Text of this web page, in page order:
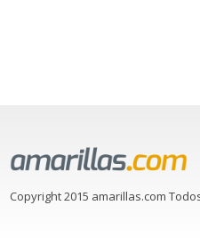
Copyright 2015 amarillas.com